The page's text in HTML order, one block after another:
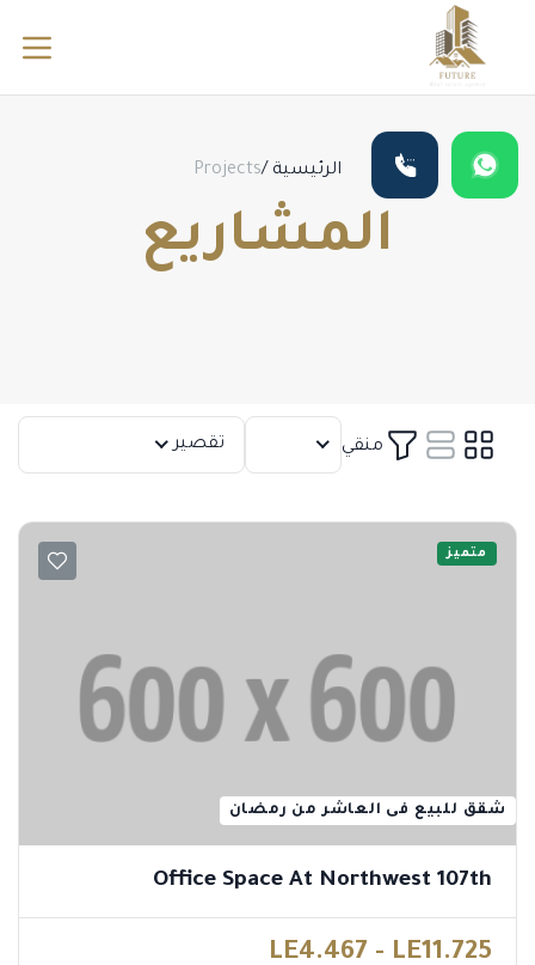
الرئيسية /
Projects
المشاريع
منقي 12 تقصير
متميز
شقق للبيع فى العاشر من رمضان
Office Space At Northwest 107th
LE4.467 - LE11.725